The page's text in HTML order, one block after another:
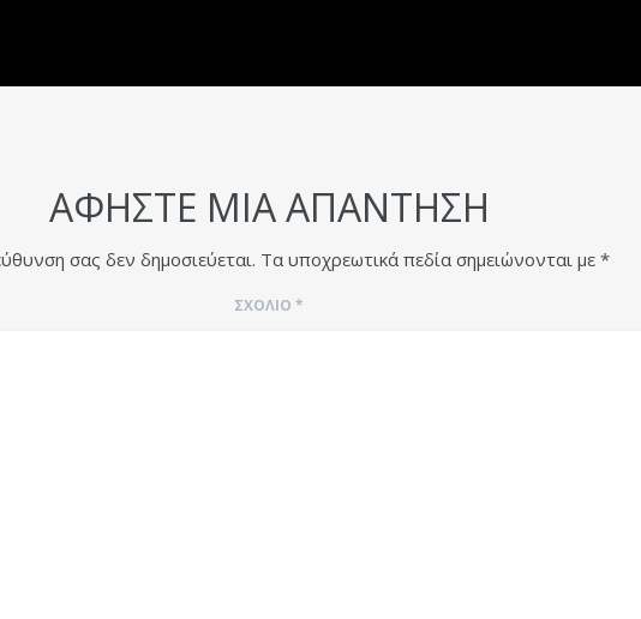
ΑΦΉΣΤΕ ΜΙΑ ΑΠΆΝΤΗΣΗ
σας δεν δημοσιεύεται. Τα υποχρεωτικά πεδία σημειώνονται με *
ΣΧΌΛΙΟ *